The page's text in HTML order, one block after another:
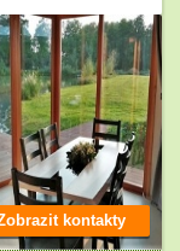
kontakty